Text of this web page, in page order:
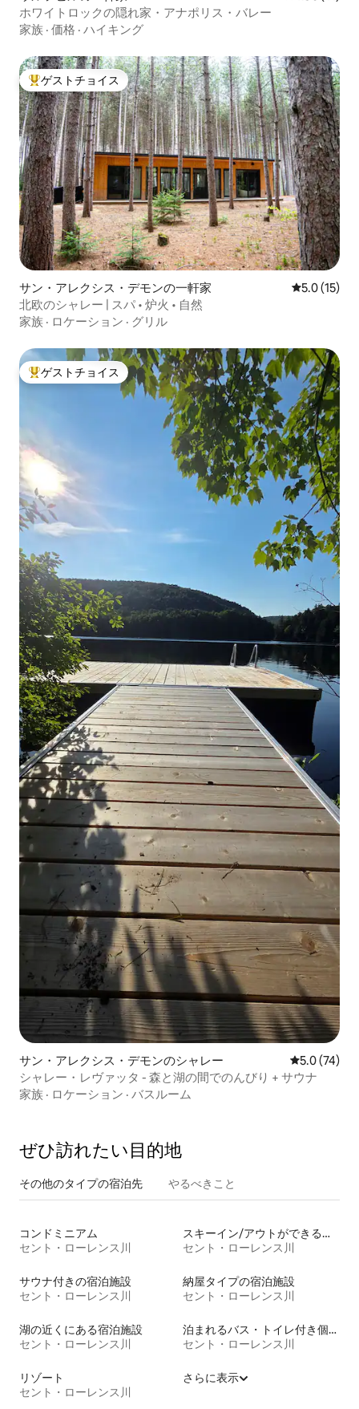
ホワイトロックの隠れ家・アナポリス・バレー
家族 · 価格 · ハイキング
大好評のゲストチョイスです。
ゲストチョイス
サン・アレクシス・デモンの一軒家 レビュー15
5.0 (15)
北欧のシャレー | スパ • 炉火 • 自然
家族 · ロケーション · グリル
大好評のゲストチョイスです。
ゲストチョイス
サン・アレクシス・デモンのシャレー レビュー74
5.0 (74)
シャレー・レヴァッタ - 森と湖の間でのんびり + サウナ
家族 · ロケーション · バスルーム
ぜひ訪⁠れ⁠た⁠い目⁠的⁠地
その他のタ⁠イ⁠プ⁠の宿⁠泊⁠先 やるべきこと
コンドミニアム
セント・ローレンス川
スキーイン/アウトができる宿泊先
セント・ローレンス川
サウナ付きの宿泊施設
セント・ローレンス川
納屋タイプの宿泊施設
セント・ローレンス川
湖の近くにある宿泊施設
セント・ローレンス川
泊まれるバス・トイレ付き個室
セント・ローレンス川
リゾート
セント・ローレンス川
さらに表示